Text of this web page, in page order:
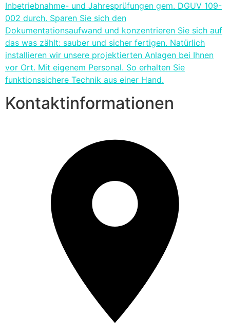
Inbetriebnahme- und Jahresprüfungen gem. DGUV 109-
002 durch. Sparen Sie sich den
Dokumentationsaufwand und konzentrieren Sie sich auf
das was zählt: sauber und sicher fertigen. Natürlich
installieren wir unsere projektierten Anlagen bei Ihnen
vor Ort. Mit eigenem Personal. So erhalten Sie
funktionssichere Technik aus einer Hand.
Kontaktinformationen